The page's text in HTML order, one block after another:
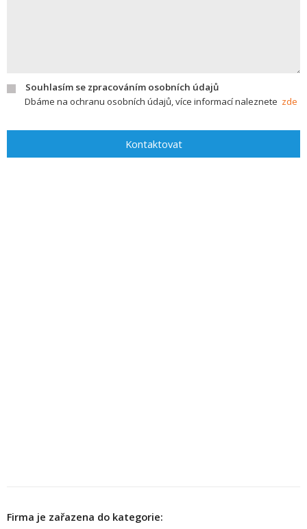
Souhlasím se zpracováním osobních údajů
Dbáme na ochranu osobních údajů, více informací naleznete zde
Kontaktovat
Firma je zařazena do kategorie: